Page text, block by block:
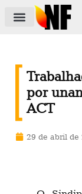
por
ACT
29 de abril de